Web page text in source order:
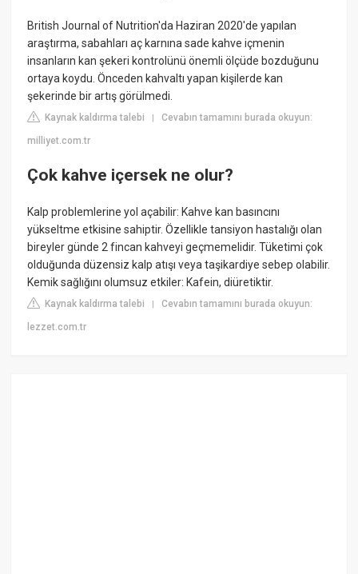
British Journal of Nutrition'da Haziran 2020'de yapılan
araştırma, sabahları aç karnına sade kahve içmenin
insanların kan şekeri kontrolünü önemli ölçüde bozduğunu
ortaya koydu. Önceden kahvaltı yapan kişilerde kan
şekerinde bir artış görülmedi.
Kaynak kaldırma talebi |Cevabın tamamını burada okuyun:
milliyet.com.tr
Çok kahve içersek ne olur?
Kalp problemlerine yol açabilir: Kahve kan basıncını
yükseltme etkisine sahiptir. Özellikle tansiyon hastalığı olan
bireyler günde 2 fincan kahveyi geçmemelidir. Tüketimi çok
olduğunda düzensiz kalp atışı veya taşikardiye sebep olabilir.
Kemik sağlığını olumsuz etkiler: Kafein, diüretiktir.
Kaynak kaldırma talebi |Cevabın tamamını burada okuyun:
lezzet.com.tr